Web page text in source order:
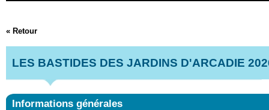
« Retour
LES BASTIDES DES JARDINS D'ARCADIE
Informations générales